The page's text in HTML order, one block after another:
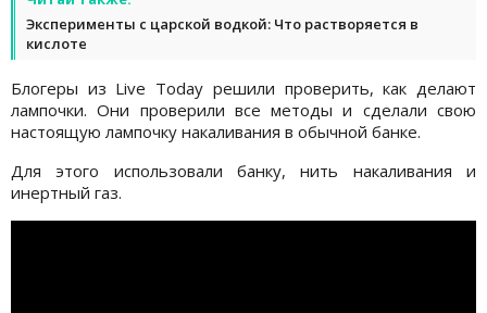
Эксперименты с царской водкой: Что растворяется в
кислоте
Блогеры из Live Today решили проверить, как делают
лампочки. Они проверили все методы и сделали свою
настоящую лампочку накаливания в обычной банке.
Для этого использовали банку, нить накаливания и
инертный газ.